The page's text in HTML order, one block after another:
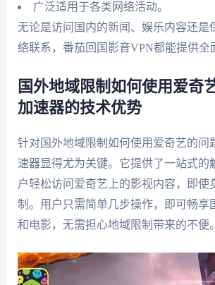
广泛适用于各类网络活动。
无论是访问国内的新闻、娱乐内容还是
络联系，番茄回国影音VPN都能提供全
国外地域限制如何使用爱奇
加速器的技术优势
针对国外地域限制如何使用爱奇艺的问
速器显得尤为关键。它提供了一站式的
户轻松访问爱奇艺上的影视内容，即使
制。用户只需简单几步操作，即可畅享
和电影，无需担心地域限制带来的不便。